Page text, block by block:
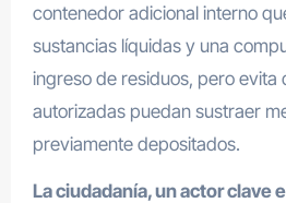
contenedor adicional interno
sustancias líquidas y una
ingreso de residuos, pero evita
autorizadas puedan sustraer
previamente depositados.
La ciudadanía, un actor clave